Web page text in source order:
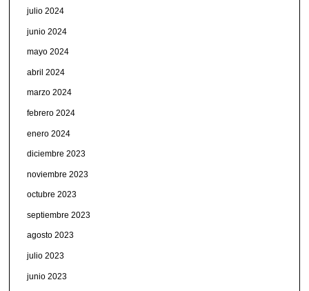
julio 2024
junio 2024
mayo 2024
abril 2024
marzo 2024
febrero 2024
enero 2024
diciembre 2023
noviembre 2023
octubre 2023
septiembre 2023
agosto 2023
julio 2023
junio 2023